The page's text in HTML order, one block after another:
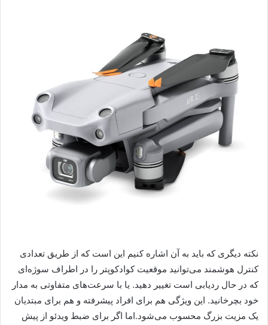
نکته دیگری که باید به آن اشاره کنیم این است که از طریق تعدادی
کنترل هوشمند می‌توانید موقعیت کوادکوپتر را در اطراف سوژه‌ای
که در حال ردیابی است تغییر دهید. یا با سرعت‌های متفاوتی به مدار
خود بچرخانید. این ویژگی هم برای افراد پیشرفته و هم برای مبتدیان
یک مزیت بزرگ محسوب می‌شود.اما اگر برای ضبط ویدئو از پیش